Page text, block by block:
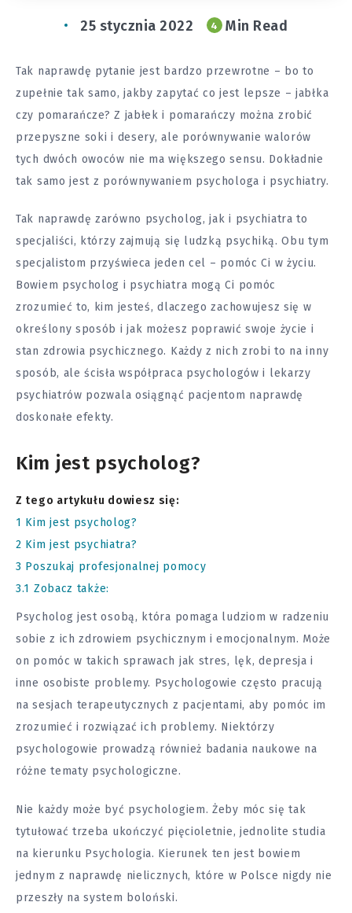
25 stycznia 2022 4 Min Read
Tak naprawdę pytanie jest bardzo przewrotne – bo to
zupełnie tak samo, jakby zapytać co jest lepsze – jabłka
czy pomarańcze? Z jabłek i pomarańczy można zrobić
przepyszne soki i desery, ale porównywanie walorów
tych dwóch owoców nie ma większego sensu. Dokładnie
tak samo jest z porównywaniem psychologa i psychiatry.
Tak naprawdę zarówno psycholog, jak i psychiatra to
specjaliści, którzy zajmują się ludzką psychiką. Obu tym
specjalistom przyświeca jeden cel – pomóc Ci w życiu.
Bowiem psycholog i psychiatra mogą Ci pomóc
zrozumieć to, kim jesteś, dlaczego zachowujesz się w
określony sposób i jak możesz poprawić swoje życie i
stan zdrowia psychicznego. Każdy z nich zrobi to na inny
sposób, ale ścisła współpraca psychologów i lekarzy
psychiatrów pozwala osiągnąć pacjentom naprawdę
doskonałe efekty.
Kim jest psycholog?
Z tego artykułu dowiesz się:
1 Kim jest psycholog?
2 Kim jest psychiatra?
3 Poszukaj profesjonalnej pomocy
3.1 Zobacz także:
Psycholog jest osobą, która pomaga ludziom w radzeniu
sobie z ich zdrowiem psychicznym i emocjonalnym. Może
on pomóc w takich sprawach jak stres, lęk, depresja i
inne osobiste problemy. Psychologowie często pracują
na sesjach terapeutycznych z pacjentami, aby pomóc im
zrozumieć i rozwiązać ich problemy. Niektórzy
psychologowie prowadzą również badania naukowe na
różne tematy psychologiczne.
Nie każdy może być psychologiem. Żeby móc się tak
tytułować trzeba ukończyć pięcioletnie, jednolite studia
na kierunku Psychologia. Kierunek ten jest bowiem
jednym z naprawdę nielicznych, które w Polsce nigdy nie
przeszły na system boloński.